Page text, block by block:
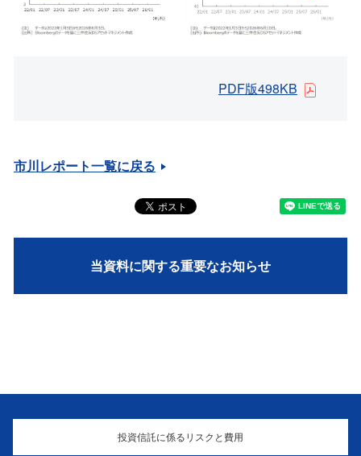
PDF版498KB
市川レポート一覧に戻る
当資料に関する重要なお知らせ
投資信託に係るリスクと費用